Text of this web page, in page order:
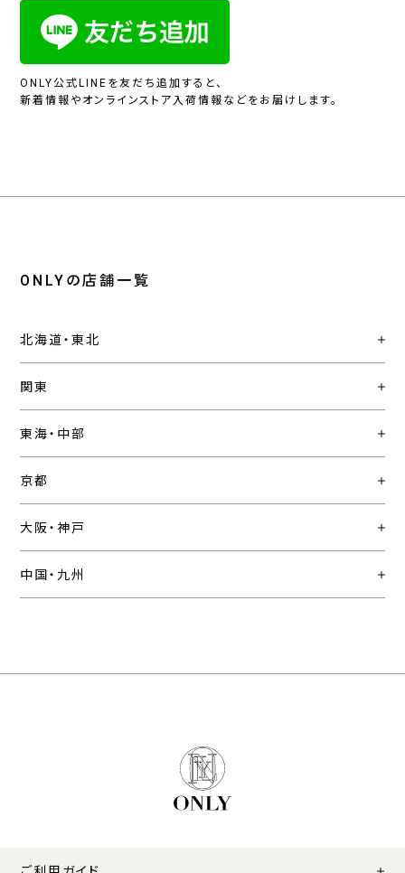
ONLY公式LINEを友だち追加すると、
新着情報やオンラインストア入荷情報などをお届けします。
ONLYの店舗一覧
北海道・東北
関東
東海・中部
京都
大阪・神戸
中国・九州